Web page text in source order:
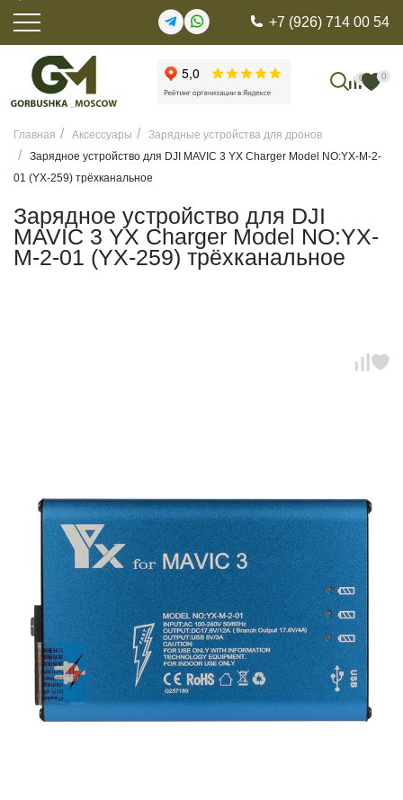
+7 (926) 714 00 54
0 0
Главная Аксессуары
Зарядные устройства для дронов
Зарядное устройство для DJI MAVIC 3 YX Charger Model NO:YX-M-2-
01 (YX-259) трёхканальное
Зарядное устройство для DJI
MAVIC 3 YX Charger Model NO:YX-
M-2-01 (YX-259) трёхканальное